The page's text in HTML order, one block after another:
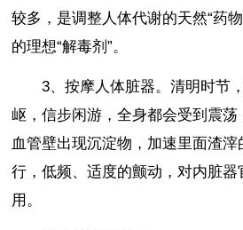
较多，是调整人体代谢的天然“药
的理想“解毒剂”。
3、按摩人体脏器。清明时节
岖，信步闲游，全身都会受到震
血管壁出现沉淀物，加速里面渣
行，低频、适度的颤动，对内脏
用。